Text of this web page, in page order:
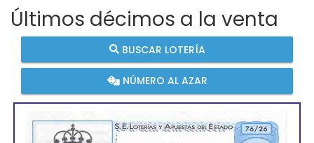
Últimos décimos a la venta
BUSCAR LOTERÍA
NÚMERO AL AZAR